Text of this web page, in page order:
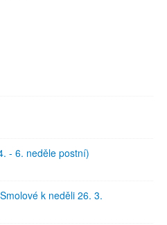
- 6. neděle postní)
k neděli 26. 3.